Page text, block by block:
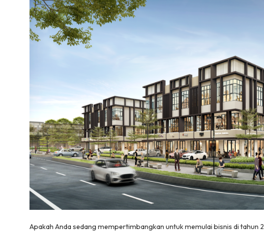
Apakah Anda sedang mempertimbangkan untuk memulai bisnis di tahun